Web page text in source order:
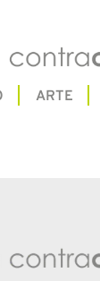
ARTE